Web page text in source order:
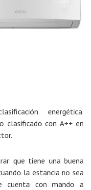
energética.
clasificado con A++ en
que tiene una buena
la estancia no sea
cuenta con mando a